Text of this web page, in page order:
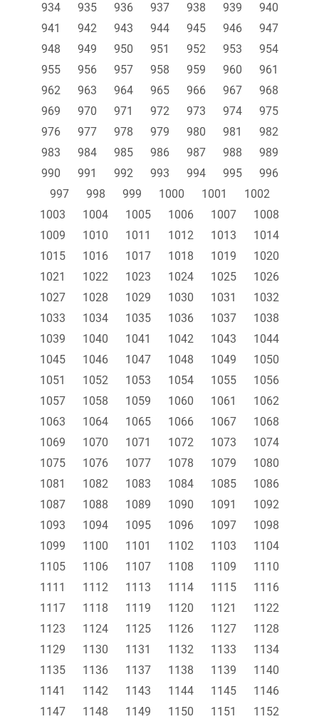
934
935 936 937 938 939
940
941
942 943 944 945 946
947
948
949 950 951 952 953
954
955
956 957 958 959 960
961
962
963 964 965 966 967
968
969
970 971 972 973 974
975
976
977 978 979 980 981
982
983
984 985 986 987 988
989
990
991 992 993 994 995
996
997
998 999 1000 1001
1002
1003
1004 1005 1006 1007
1008
1009
1010 1011 1012 1013
1014
1015
1016 1017 1018 1019
1020
1021
1022 1023 1024 1025
1026
1027
1028 1029 1030 1031
1032
1033
1034 1035 1036 1037
1038
1039
1040 1041 1042 1043
1044
1045
1046 1047 1048 1049
1050
1051
1052 1053 1054 1055
1056
1057
1058 1059 1060 1061
1062
1063
1064 1065 1066 1067
1068
1069
1070 1071 1072 1073
1074
1075
1076 1077 1078 1079
1080
1081
1082 1083 1084 1085
1086
1087
1088 1089 1090 1091
1092
1093
1094 1095 1096 1097
1098
1099
1100 1101 1102 1103
1104
1105
1106 1107 1108 1109
1110
1111
1112 1113 1114 1115
1116
1117
1118 1119 1120 1121
1122
1123
1124 1125 1126 1127
1128
1129
1130 1131 1132 1133
1134
1135
1136 1137 1138 1139
1140
1141
1142 1143 1144 1145
1146
1147
1148 1149 1150 1151 1152